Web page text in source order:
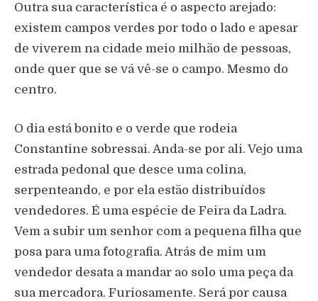
Outra sua característica é o aspecto arejado:
existem campos verdes por todo o lado e apesar
de viverem na cidade meio milhão de pessoas,
onde quer que se vá vê-se o campo. Mesmo do
centro.
O dia está bonito e o verde que rodeia
Constantine sobressai. Anda-se por ali. Vejo uma
estrada pedonal que desce uma colina,
serpenteando, e por ela estão distribuídos
vendedores. É uma espécie de Feira da Ladra.
Vem a subir um senhor com a pequena filha que
posa para uma fotografia. Atrás de mim um
vendedor desata a mandar ao solo uma peça da
sua mercadora. Furiosamente. Será por causa